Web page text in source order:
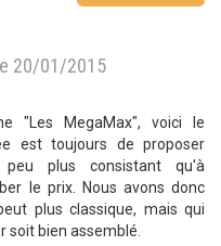
le 20/01/2015
"Les MegaMax", voici le
est toujours de proposer
plus consistant qu'à
le prix. Nous avons donc
plus classique, mais qui
soit bien assemblé.